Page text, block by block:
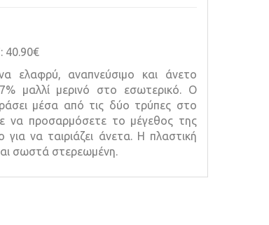
40.90€
ελαφρύ, αναπνεύσιμο και άνετο
μαλλί μερινό στο εσωτερικό. Ο
μέσα από τις δύο τρύπες στο
να προσαρμόσετε το μέγεθος της
να ταιριάζει άνετα. Η πλαστική
σωστά στερεωμένη.